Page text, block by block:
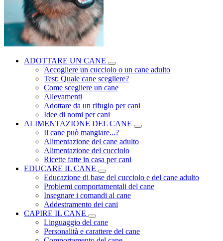
ADOTTARE UN CANE
Accogliere un cucciolo o un cane adulto
Test: Quale cane scegliere?
Come scegliere un cane
Allevamenti
Adottare da un rifugio per cani
Idee di nomi per cani
ALIMENTAZIONE DEL CANE
Il cane può mangiare...?
Alimentazione del cane adulto
Alimentazione del cucciolo
Ricette fatte in casa per cani
EDUCARE IL CANE
Educazione di base del cucciolo e del cane adulto
Problemi comportamentali del cane
Insegnare i comandi al cane
Addestramento dei cani
CAPIRE IL CANE
Linguaggio del cane
Personalità e carattere del cane